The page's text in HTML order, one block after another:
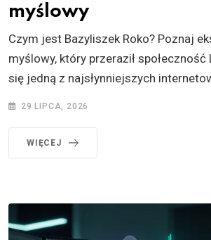
myślowy
Czym jest Bazyliszek Roko? Poznaj
myślowy, który przeraził społeczność
się jedną z najsłynniejszych
29 LIPCA, 2026
WIĘCEJ